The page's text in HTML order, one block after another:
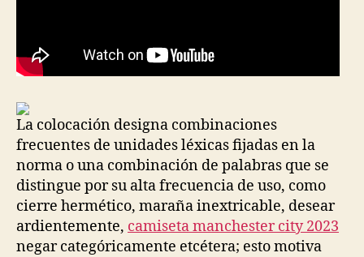
La colocación designa combinaciones
frecuentes de unidades léxicas fijadas en la
norma o una combinación de palabras que se
distingue por su alta frecuencia de uso, como
cierre hermético, maraña inextricable, desear
ardientemente, camiseta manchester city 2023
negar categóricamente etcétera; esto motiva